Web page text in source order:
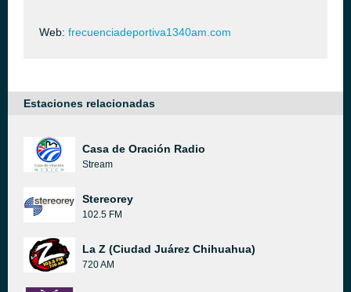
Web: frecuenciadeportiva1340am.com
Estaciones relacionadas
Casa de Oración Radio
Stream
Stereorey
102.5 FM
La Z (Ciudad Juárez Chihuahua)
720 AM